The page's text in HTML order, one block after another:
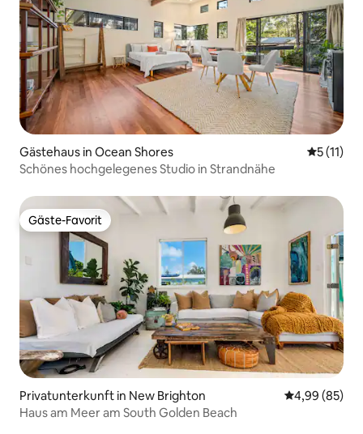
Gästehaus in Ocean Shores
5 (11)
Schönes hochgelegenes Studio in Strandnähe
Gäste-Favorit
Gäste-Favorit
Privatunterkunft in New Brighton
4,99 (85)
Haus am Meer am South Golden Beach